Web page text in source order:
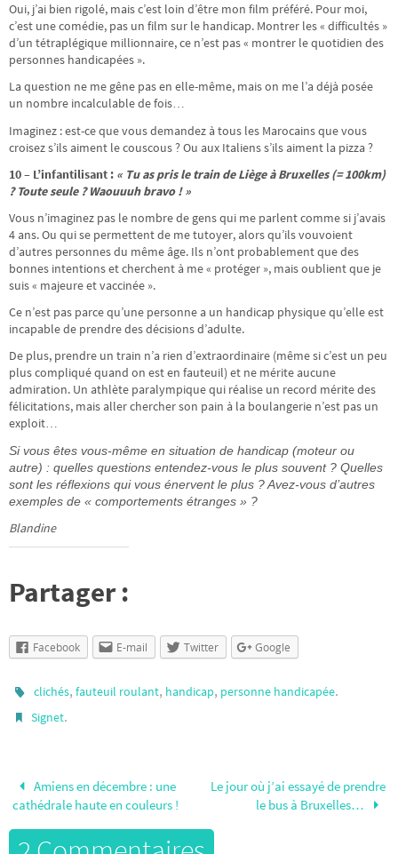
Oui, j’ai bien rigolé, mais c’est loin d’être mon film préféré. Pour moi,
c’est une comédie, pas un film sur le handicap. Montrer les « difficultés »
d’un tétraplégique millionnaire, ce n’est pas « montrer le quotidien des
personnes handicapées ».
La question ne me gêne pas en elle-même, mais on me l’a déjà posée
un nombre incalculable de fois…
Imaginez : est-ce que vous demandez à tous les Marocains que vous
croisez s’ils aiment le couscous ? Ou aux Italiens s’ils aiment la pizza ?
10 – L’infantilisant : « Tu as pris le train de Liège à Bruxelles (= 100km)
? Toute seule ? Waouuuh bravo ! »
Vous n’imaginez pas le nombre de gens qui me parlent comme si j’avais
4 ans. Ou qui se permettent de me tutoyer, alors qu’ils vouvoient
d’autres personnes du même âge. Ils n’ont probablement que des
bonnes intentions et cherchent à me « protéger », mais oublient que je
suis « majeure et vaccinée ».
Ce n’est pas parce qu’une personne a un handicap physique qu’elle est
incapable de prendre des décisions d’adulte.
De plus, prendre un train n’a rien d’extraordinaire (même si c’est un peu
plus compliqué quand on est en fauteuil) et ne mérite aucune
admiration. Un athlète paralympique qui réalise un record mérite des
félicitations, mais aller chercher son pain à la boulangerie n’est pas un
exploit…
Si vous êtes vous-même en situation de handicap (moteur ou
autre) : quelles questions entendez-vous le plus souvent ? Quelles
sont les réflexions qui vous énervent le plus ? Avez-vous d’autres
exemples de « comportements étranges » ?
Blandine
Partager :
Facebook E-mail Twitter Google
clichés,fauteuil roulant, handicap, personne handicapée.
Signet.
Amiens en décembre : une
cathédrale haute en couleurs !
Le jour où j’ai essayé de prendre
le bus à Bruxelles…